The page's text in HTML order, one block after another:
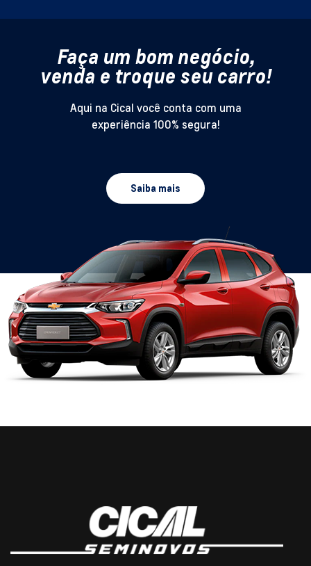
Faça um bom negócio,
venda e troque seu carro!
Aqui na Cical você conta com uma
experiência 100% segura!
Saiba mais